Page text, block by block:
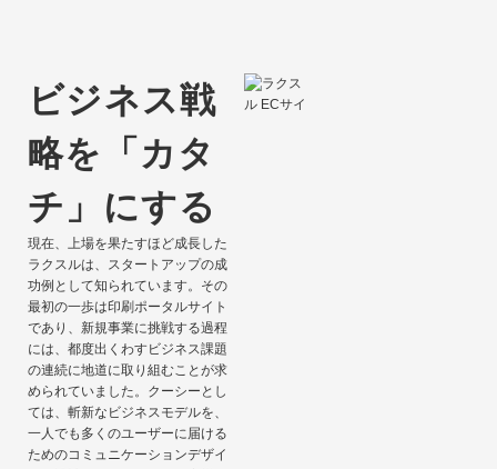
ビジネス戦
略を 「カタ
チ」にする
現在、上場を果たすほど成長した
ラクスルは、スタートアップの成
功例として知られています。その
最初の一歩は印刷ポータルサイト
であり、新規事業に挑戦する過程
には、都度出くわすビジネス課題
の連続に地道に取り組むことが求
められていました。クーシーとし
ては、斬新なビジネスモデルを、
一人でも多くのユーザーに届ける
ためのコミュニケーションデザイ